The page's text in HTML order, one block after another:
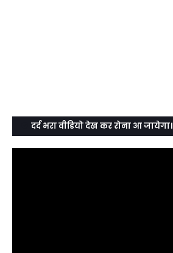
दर्द भरा वीडियो देख कर रोना आ जायेगा।